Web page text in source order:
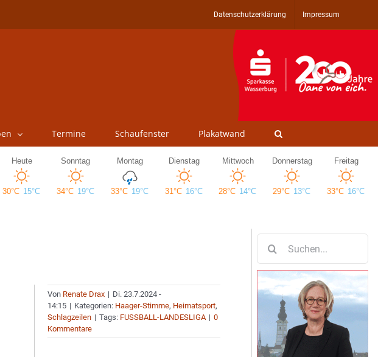
Datenschutzerklärung Impressum
Termine Schaufenster Plakatwand
Von Renate Drax | Di. 23.7.2024 -
14:15 | Kategorien: Haager-Stimme, Heimatsport,
Schlagzeilen | Tags: FUSSBALL-LANDESLIGA | 0
Kommentare
nach: